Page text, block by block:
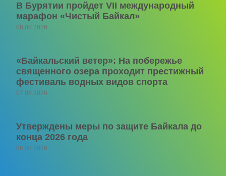
В Бурятии пройдет VII международный
марафон «Чистый Байкал»
08.08.2026
«Байкальский ветер»: На побережье
священного озера проходит престижный
фестиваль водных видов спорта
07.08.2026
Утверждены меры по защите Байкала до
конца 2026 года
06.08.2026